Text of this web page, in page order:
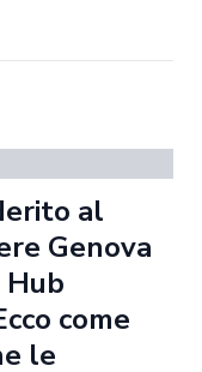
al
Genova
come
le